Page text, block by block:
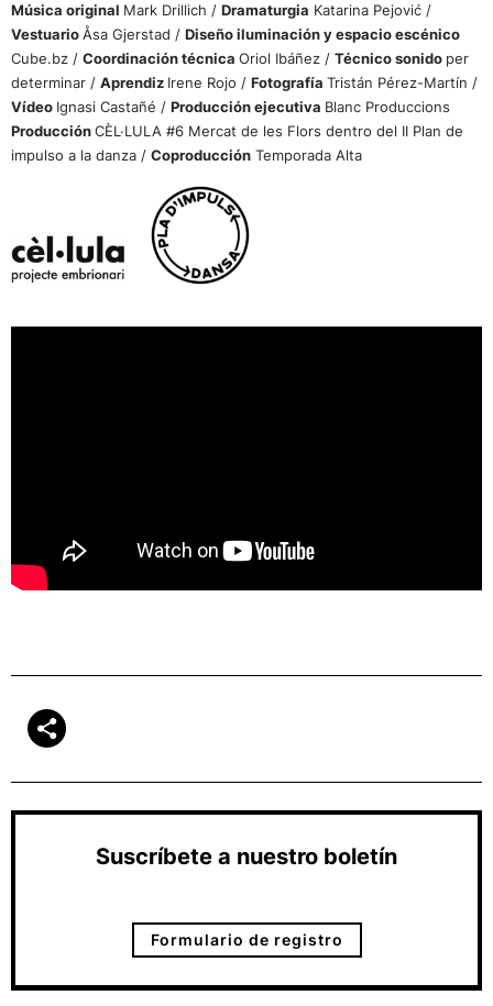
Música original Mark Drillich / Dramaturgia Katarina Pejović /
VestuarioÅsa Gjerstad / Diseño iluminación y espacio escénico
Cube.bz / Coordinación técnica Oriol Ibáñez / Técnico sonido per
determinar / Aprendiz Irene Rojo / Fotografía Tristán Pérez-Martín /
Vídeo Ignasi Castañé / Producción ejecutiva Blanc Produccions
ProducciónCÈL·LULA #6 Mercat de les Flors dentro del II Plan de
impulso a la danza / Coproducción Temporada Alta
Suscríbete a nuestro boletín
Formulario de registro